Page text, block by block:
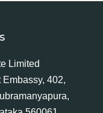
Limited
402,